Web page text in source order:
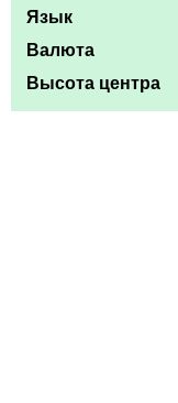
Язык
Валюта
Высота центра